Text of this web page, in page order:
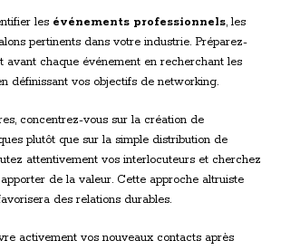
les événements professionnels, les
pertinents dans votre industrie. Préparez-
avant chaque événement en recherchant les
définissant vos objectifs de networking.
concentrez-vous sur la création de
plutôt que sur la simple distribution de
attentivement vos interlocuteurs et cherchez
de la valeur. Cette approche altruiste
des relations durables.
activement vos nouveaux contacts après